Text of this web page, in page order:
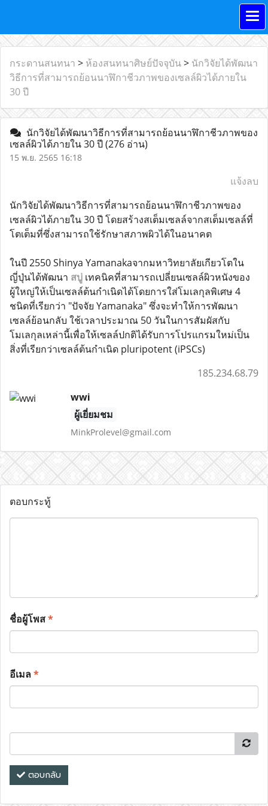
กระดานสนทนา > ห้องสนทนาศิษย์ปัจจุบัน> นักวิจัยได้พัฒนา
วิธีการที่สามารถย้อนนาฬิกาชีวภาพของเซลล์ผิวได้ภายใน
30 ปี
นักวิจัยได้พัฒนาวิธีการที่สามารถย้อนนาฬิกาชีวภาพของ
เซลล์ผิวได้ภายใน 30 ปี(276 อ่าน)
15 พ.ย. 2565 16:18
แจ้งลบ
นักวิจัยได้พัฒนาวิธีการที่สามารถย้อนนาฬิกาชีวภาพของ
เซลล์ผิวได้ภายใน 30 ปี โดยสร้างสเต็มเซลล์จากสเต็มเซลล์ที่
โตเต็มที่ซึ่งสามารถใช้รักษาสภาพผิวได้ในอนาคต
ในปี 2550 Shinya Yamanakaจากมหาวิทยาลัยเกียวโตใน
ญี่ปุ่นได้พัฒนา สบู่ เทคนิคที่สามารถเปลี่ยนเซลล์ผิวหนังของ
ผู้ใหญ่ให้เป็นเซลล์ต้นกำเนิดได้โดยการใส่โมเลกุลพิเศษ 4
ชนิดที่เรียกว่า "ปัจจัย Yamanaka" ซึ่งจะทำให้การพัฒนา
เซลล์ย้อนกลับ ใช้เวลาประมาณ 50 วันในการสัมผัสกับ
โมเลกุลเหล่านี้เพื่อให้เซลล์ปกติได้รับการโปรแกรมใหม่เป็น
สิ่งที่เรียกว่าเซลล์ต้นกำเนิด pluripotent (iPSCs)
185.234.68.79
wwi
ผู้เยี่ยมชม
MinkProlevel@gmail.com
ตอบกระทู้
ชื่อผู้โพส*
อีเมล*
ตอบกลับ